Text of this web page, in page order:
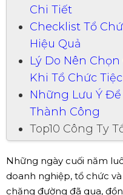
Chi Tiết
Checklist Tổ
Hiệu Quả
Lý Do Nên
Khi Tổ Chức
Những Lưu Ý Để
Thành Công
Top10 Công Ty
Những ngày cuối năm
doanh nghiệp, tổ chức
chặng đường đã qua,